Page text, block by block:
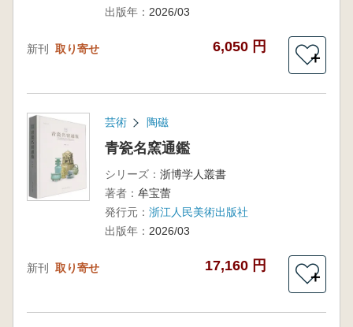
出版年： 2026/03
新刊 取り寄せ 6,050 円
＋
芸術 陶磁
青瓷名窯通鑑
シリーズ： 浙博学人叢書
著者： 牟宝蕾
発行元： 浙江人民美術出版社
出版年： 2026/03
新刊 取り寄せ 17,160 円
＋